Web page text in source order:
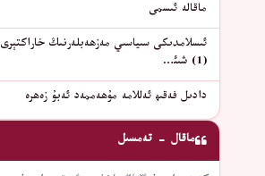
ماقالە ئىسمى
ئىسلامدىكى سىياسىي مەزھەبلەرنىڭ خاراكتېرى
(1) شىئ…
دادىل فەقىھ ئەللامە مۇھەممەد ئەبۇ زەھرە
ماقال - تەمسىل